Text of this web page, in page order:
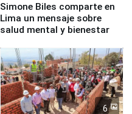
Simone Biles comparte en
Lima un mensaje sobre
salud mental y bienestar
6